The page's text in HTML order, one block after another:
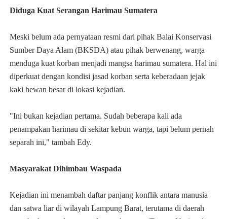
Diduga Kuat Serangan Harimau Sumatera
Meski belum ada pernyataan resmi dari pihak Balai Konservasi
Sumber Daya Alam (BKSDA) atau pihak berwenang, warga
menduga kuat korban menjadi mangsa harimau sumatera. Hal ini
diperkuat dengan kondisi jasad korban serta keberadaan jejak
kaki hewan besar di lokasi kejadian.
"Ini bukan kejadian pertama. Sudah beberapa kali ada
penampakan harimau di sekitar kebun warga, tapi belum pernah
separah ini," tambah Edy.
Masyarakat Dihimbau Waspada
Kejadian ini menambah daftar panjang konflik antara manusia
dan satwa liar di wilayah Lampung Barat, terutama di daerah